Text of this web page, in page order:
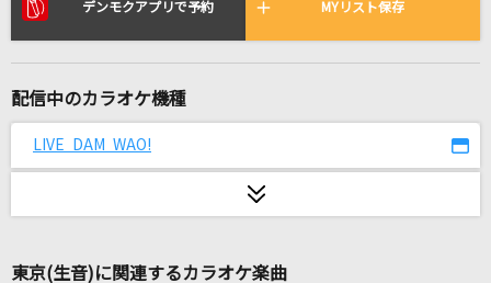
1986年のマリリン
[生音]Crazy For You [クレイジー・フォー・ユ
2020
デンモクアプリで予約 MYリスト保存
配信中のカラオケ機種
LIVE DAM WAO!
東京(生音)に関連するカラオケ楽曲